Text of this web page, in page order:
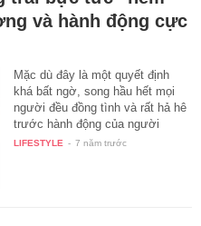
và hành động cực
Mặc dù đây là một quyết định
khá bất ngờ, song hầu hết mọi
người đều đồng tình và rất hả hê
trước hành động của người
bạn…
LIFESTYLE - 7 năm trước